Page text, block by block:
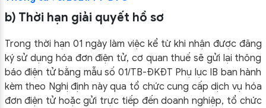
b) Thời hạn giải quyết hồ sơ
Trong thời hạn 01 ngày làm việc kể từ khi nhận được đăng
ký sử dụng hóa đơn điện tử, cơ quan thuế sẽ gửi lại thông
báo điện tử bằng mẫu số 01/TB-ĐKĐT Phụ lục IB ban hành
kèm theo Nghị định này qua tổ chức cung cấp dịch vụ hóa
đơn điện tử hoặc gửi trực tiếp đến doanh nghiệp, tổ chức